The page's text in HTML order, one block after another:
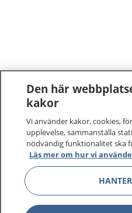
Den här
kakor
Vi använder kakor, cookies,
upplevelse, sammanställa
nödvändig funktionalitet ska
Läs mer om hur vi